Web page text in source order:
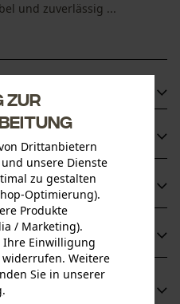
und zuverlässig ...
der Schneidgarnitur
Vibration der
zur
Drittanbietern
unsere Dienste
zu gestalten
Optimierung).
Produkte
/ Marketing).
Ihre Einwilligung
Weitere
Sie in unserer
.